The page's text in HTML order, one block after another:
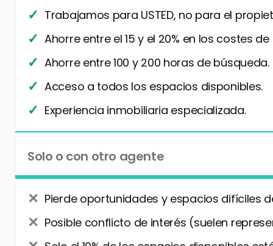
Trabajamos para USTED, no para el
Ahorre entre el 15 y el 20% en los costes
Ahorre entre 100 y 200 horas de búsqueda.
Acceso a todos los espacios disponibles.
Experiencia inmobiliaria especializada.
Solo o con otro agente
Pierde oportunidades y espacios difíciles
Posible conflicto de interés (suelen